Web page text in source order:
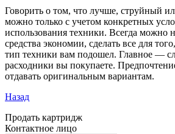
Говорить о том, что лучше, струйный
можно только с учетом конкретных
использования техники. Всегда можно
средства экономии, сделать все для
тип техники вам подошел. Главное —
расходники вы покупаете.
отдавать оригинальным вариантам.
Назад
Продать картридж
Контактное лицо